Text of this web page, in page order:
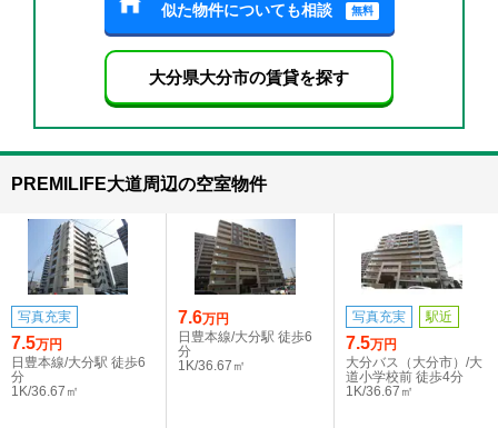
似た物件についても相談
無料
大分県大分市の賃貸を探す
PREMILIFE大道周辺の空室物件
写真充実
7.5万円
日豊本線/大分駅 徒歩6
分
1K/36.67㎡
7.6万円
日豊本線/大分駅 徒歩6
分
1K/36.67㎡
写真充実 駅近
7.5万円
大分バス（大分市）/大
道小学校前 徒歩4分
1K/36.67㎡